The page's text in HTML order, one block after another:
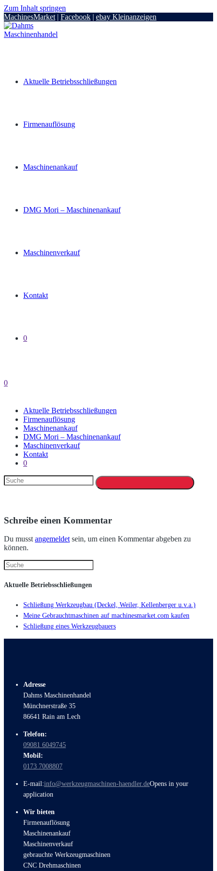
Zum Inhalt springen
MachinesMarket | Facebook | ebay Kleinanzeigen
Aktuelle Betriebsschließungen
Firmenauflösung
Maschinenankauf
DMG Mori – Maschinenankauf
Maschinenverkauf
Kontakt
0
0
Aktuelle Betriebsschließungen
Firmenauflösung
Maschinenankauf
DMG Mori – Maschinenankauf
Maschinenverkauf
Kontakt
0
Schreibe einen Kommentar
Du musstangemeldetsein, um einen Kommentar abgeben zu
können.
Aktuelle Betriebsschließungen
Schließung Werkzeugbau (Deckel, Weiler, Kellenberger u.v.a.)
Meine Gebrauchtmaschinen auf machinesmarket.com kaufen
Schließung eines Werkzeugbauers
Adresse
Dahms Maschinenhandel
Münchnerstraße 35
86641 Rain am Lech
Telefon:
09081 6049745
Mobil:
0173 7008807
E-mail:info@werkzeugmaschinen-haendler.deOpens in your
application
Wir bieten
Firmenauflösung
Maschinenankauf
Maschinenverkauf
gebrauchte Werkzeugmaschinen
CNC Drehmaschinen